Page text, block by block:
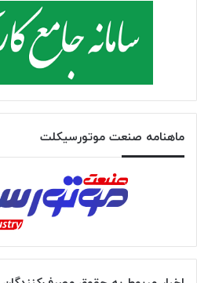
ماهنامه صنعت موتورسیکلت